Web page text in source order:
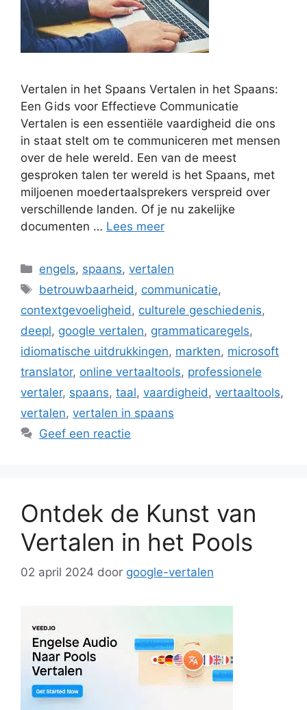
Vertalen in het Spaans Vertalen in het Spaans:
Een Gids voor Effectieve Communicatie
Vertalen is een essentiële vaardigheid die ons
in staat stelt om te communiceren met mensen
over de hele wereld. Een van de meest
gesproken talen ter wereld is het Spaans, met
miljoenen moedertaalsprekers verspreid over
verschillende landen. Of je nu zakelijke
documenten … Lees meer
Categorieën
engels, spaans,vertalen
Tags
betrouwbaarheid , communicatie,
contextgevoeligheid , culturele geschiedenis,
deepl, google vertalen, grammaticaregels,
idiomatische uitdrukkingen, markten, microsoft
translator, online vertaaltools, professionele
vertaler, spaans, taal, vaardigheid , vertaaltools,
vertalen, vertalen in spaans
Geef een reactie
Ontdek de Kunst van
Vertalen in het Pools
02 april 2024 door google-vertalen